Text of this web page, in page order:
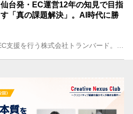
仙台発・EC運営12年の知見で目指
す「真の課題解決」。AI時代に勝